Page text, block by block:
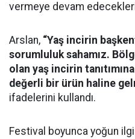
vermeye devam
Arslan, “Yaş incirin
sorumluluk sahamız.
olan yaş incirin
değerli bir ürün haline
ifadelerini kullandı.
Festival boyunca yoğun ilgi